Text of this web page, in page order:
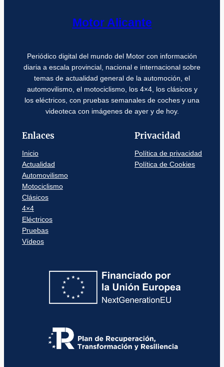
Motor Alicante
Periódico digital del mundo del Motor con información
diaria a escala provincial, nacional e internacional sobre
temas de actualidad general de la automoción, el
automovilismo, el motociclismo, los 4×4, los clásicos y
los eléctricos, con pruebas semanales de coches y una
videoteca con imágenes de ayer y de hoy.
Enlaces
Inicio
Actualidad
Automovilismo
Motociclismo
Clásicos
4×4
Eléctricos
Pruebas
Vídeos
Privacidad
Política de privacidad
Política de Cookies